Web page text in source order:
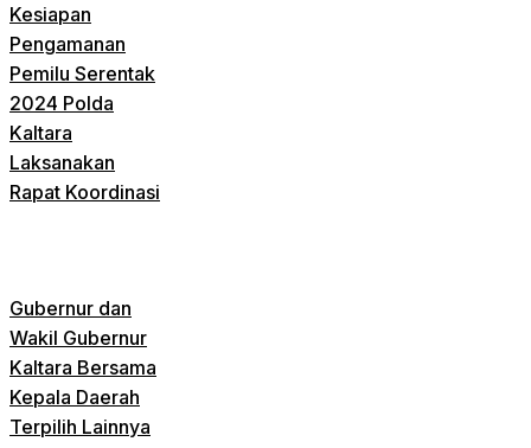
Kesiapan
Pengamanan
Pemilu Serentak
2024 Polda
Kaltara
Laksanakan
Rapat Koordinasi
Gubernur dan
Wakil Gubernur
Kaltara Bersama
Kepala Daerah
Terpilih Lainnya